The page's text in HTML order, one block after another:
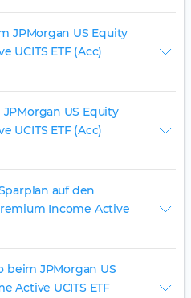
JPMorgan US Equity
UCITS ETF (Acc)
US Equity
UCITS ETF (Acc)
auf den
Income Active
beim JPMorgan US
Active UCITS ETF